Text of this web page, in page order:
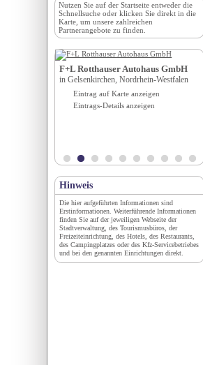
Nutzen Sie auf derStartseite entweder die
Schnellsuche oder klicken Sie direkt in die
Karte, um unsere zahlreichen
Partnerangebote zu finden.
F+L Rotthauser Autohaus GmbH
in Gelsenkirchen, Nordrhein-Westfalen
Eintrag auf Karte anzeigen
Eintrags-Details anzeigen
Hinweis
Die hier aufgeführten Informationen sind
Erstinformationen. Weiterführende Informationen
finden Sie auf der jeweiligen Webseite der
Stadtverwaltung, des Tourismusbüros, der
Freizeiteinrichtung, des Hotels, des Restaurants,
des Campingplatzes oder des Kfz-Servicebetriebes
und bei den genannten Einrichtungen direkt.